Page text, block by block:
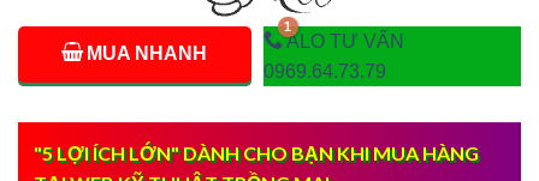
MUA NHANH
ALO TƯ VẤN
0969.64.73.79
"5 LỢI ÍCH LỚN" DÀNH CHO BẠN KHI MUA HÀNG